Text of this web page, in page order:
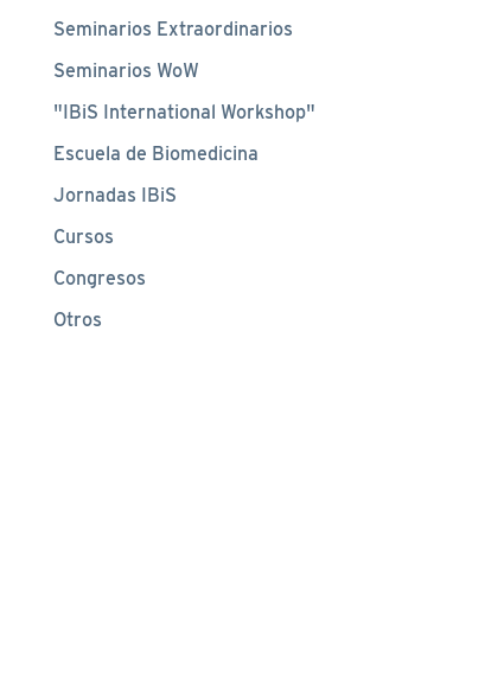
Seminarios Extraordinarios
Seminarios WoW
"IBiS International Workshop"
Escuela de Biomedicina
Jornadas IBiS
Cursos
Congresos
Otros